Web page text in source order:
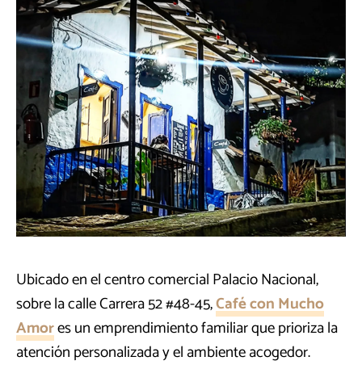
Ubicado en el centro comercial Palacio Nacional,
sobre la calle Carrera 52 #48-45,Café con Mucho
Amores un emprendimiento familiar que prioriza la
atención personalizada y el ambiente acogedor.